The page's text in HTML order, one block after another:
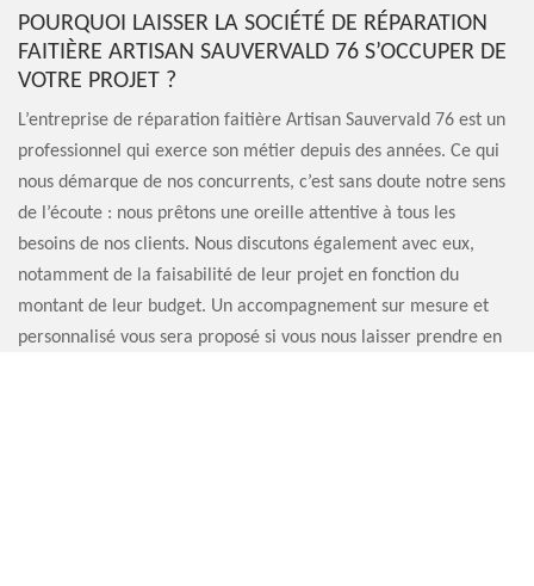
POURQUOI LAISSER LA SOCIÉTÉ DE RÉPARATION
FAITIÈRE ARTISAN SAUVERVALD 76 S’OCCUPER DE
VOTRE PROJET ?
L’entreprise de réparation faitière Artisan Sauvervald 76 est un
professionnel qui exerce son métier depuis des années. Ce qui
nous démarque de nos concurrents, c’est sans doute notre sens
de l’écoute : nous prêtons une oreille attentive à tous les
besoins de nos clients. Nous discutons également avec eux,
notamment de la faisabilité de leur projet en fonction du
montant de leur budget. Un accompagnement sur mesure et
personnalisé vous sera proposé si vous nous laisser prendre en